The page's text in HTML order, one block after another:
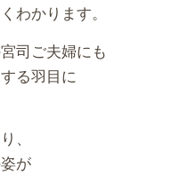
わかります。
司ご夫婦にも
る羽目に
、
が